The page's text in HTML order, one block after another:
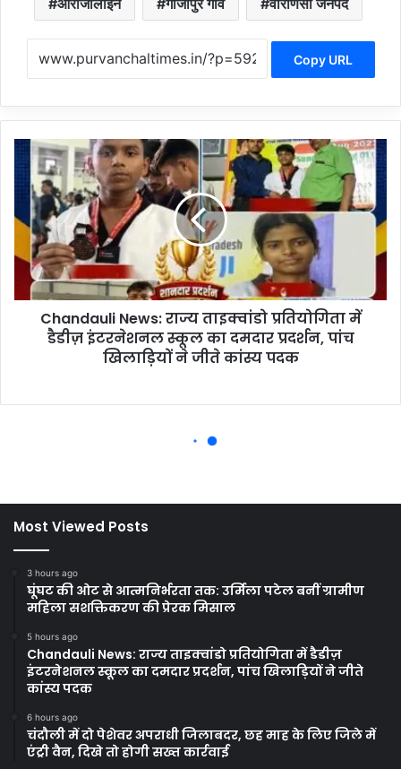
Most Viewed Posts
3 hours ago
घूंघट की ओट से आत्मनिर्भरता तक: उर्मिला पटेल बनीं ग्रामीण
महिला सशक्तिकरण की प्रेरक मिसाल
5 hours ago
Chandauli News: राज्य ताइक्वांडो प्रतियोगिता में डैडीज़
इंटरनेशनल स्कूल का दमदार प्रदर्शन, पांच खिलाड़ियों ने जीते
कांस्य पदक
6 hours ago
चंदौली में दो पेशेवर अपराधी जिलाबदर, छह माह के लिए जिले में
एंट्री वैन, दिखे तो होगी सख्त कार्रवाई